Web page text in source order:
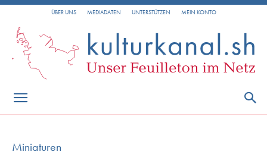
ÜBER UNS MEDIADATEN UNTERSTÜTZEN MEIN KONTO
Miniaturen